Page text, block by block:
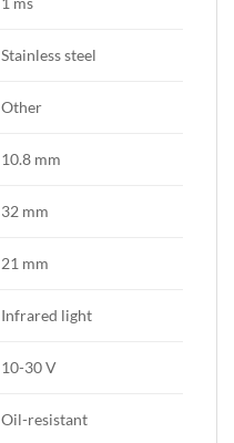
Stainless steel
Other
10.8 mm
32 mm
21 mm
Infrared light
10-30 V
Oil-resistant